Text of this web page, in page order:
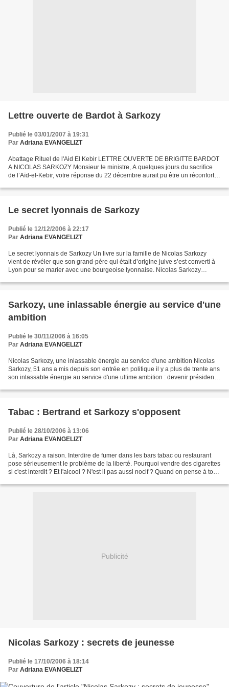
Lettre ouverte de Bardot à Sarkozy
Publié le 03/01/2007 à 19:31
Par Adriana EVANGELIZT
Abattage Rituel de l'Aid El Kebir LETTRE OUVERTE DE BRIGITTE BARDOT
A NICOLAS SARKOZY Monsieur le ministre, A quelques jours du sacrifice
de l’Aïd-el-Kebir, votre réponse du 22 décembre aurait pu être un réconfort si
Le secret lyonnais de Sarkozy
Publié le 12/12/2006 à 22:17
Par Adriana EVANGELIZT
Le secret lyonnais de Sarkozy Un livre sur la famille de Nicolas Sarkozy
vient de révéler que son grand-père qui était d’origine juive s’est converti à
Lyon pour se marier avec une bourgeoise lyonnaise. Nicolas Sarkozy
Sarkozy, une inlassable énergie au service d'une
ambition
Publié le 30/11/2006 à 16:05
Par Adriana EVANGELIZT
Nicolas Sarkozy, une inlassable énergie au service d'une ambition Nicolas
Sarkozy, 51 ans a mis depuis son entrée en politique il y a plus de trente ans
son inlassable énergie au service d'une ultime ambition : devenir président
Tabac : Bertrand et Sarkozy s'opposent
Publié le 28/10/2006 à 13:06
Par Adriana EVANGELIZT
Là, Sarkozy a raison. Interdire de fumer dans les bars tabac ou restaurant
pose sérieusement le problème de la liberté. Pourquoi vendre des cigarettes
si c'est interdit ? Et l'alcool ? N'est il pas aussi nocif ? Quand on pense à tous
Publicité
Nicolas Sarkozy : secrets de jeunesse
Publié le 17/10/2006 à 18:14
Par Adriana EVANGELIZT